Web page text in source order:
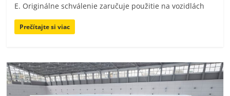
E. Originálne schválenie zaručuje použitie na vozidlách
Prečítajte si viac